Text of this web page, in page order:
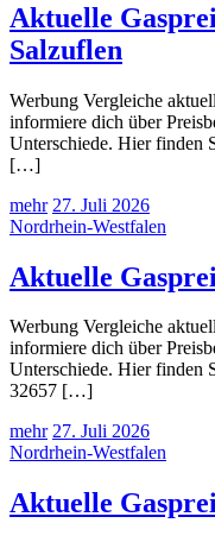
Aktuelle
Salzuflen
Werbung Vergleiche
informiere dich über
Unterschiede. Hier finden
[…]
mehr 27. Juli 2026
Nordrhein-Westfalen
Aktuelle
Werbung Vergleiche
informiere dich über
Unterschiede. Hier finden
32657 […]
mehr 27. Juli 2026
Nordrhein-Westfalen
Aktuelle